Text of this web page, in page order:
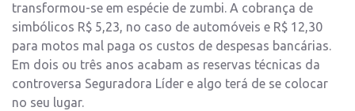
transformou-se em espécie de zumbi. A cobrança de
simbólicos R$ 5,23, no caso de automóveis e R$ 12,30
para motos mal paga os custos de despesas bancárias.
Em dois ou três anos acabam as reservas técnicas da
controversa Seguradora Líder e algo terá de se colocar
no seu lugar.